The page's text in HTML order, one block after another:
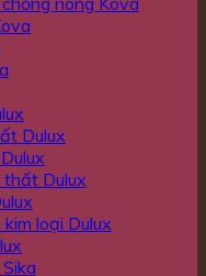
Dulux
thất Dulux
loại Dulux